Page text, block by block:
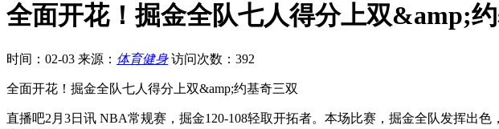
全面开花！掘金全队七人得分上双&amp;
时间：02-03 来源： 体育健身 访问次数：392
全面开花！掘金全队七人得分上双&amp;约基奇三双
直播吧2月3日讯 NBA常规赛，掘金120-108轻取开拓者。本场比赛，掘金全队发挥出